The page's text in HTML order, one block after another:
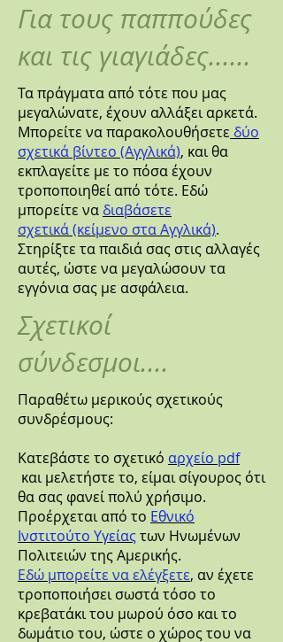
Για τους παππούδες
και τις γιαγιάδες......
Τα πράγματα από τότε που μας
μεγαλώνατε, έχουν αλλάξει αρκετά.
Μπορείτε να παρακολουθήσετε δύο
σχετικά βίντεο (Αγγλικά), και θα
εκπλαγείτε με το πόσα έχουν
τροποποιηθεί από τότε. Εδώ
μπορείτε να διαβάσετε
σχετικά (κείμενο στα Αγγλικά).
Στηρίξτε τα παιδιά σας στις αλλαγές
αυτές, ώστε να μεγαλώσουν τα
εγγόνια σας με ασφάλεια.
Σχετικοί
σύνδεσμοι....
Παραθέτω μερικούς σχετικούς
συνδρέσμους:
Κατεβάστε το σχετικό αρχείο pdf
και μελετήστε το, είμαι σίγουρος ότι
θα σας φανεί πολύ χρήσιμο.
Προέρχεται από το Εθνικό
Ινστιτούτο Υγείας των Ηνωμένων
Πολιτειών της Αμερικής.
Εδώ μπορείτε να ελέγξετε, αν έχετε
τροποποιήσει σωστά τόσο το
κρεβατάκι του μωρού όσο και το
δωμάτιο του, ώστε ο χώρος του να